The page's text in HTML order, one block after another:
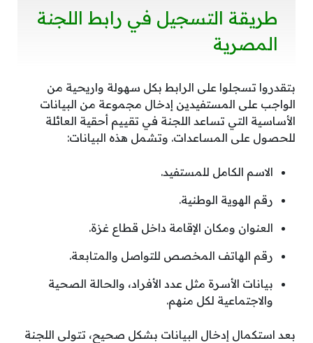
طريقة التسجيل في رابط اللجنة
المصرية
بتقدروا تسجلوا على الرابط بكل سهولة واريحية من
الواجب على المستفيدين إدخال مجموعة من البيانات
الأساسية التي تساعد اللجنة في تقييم أحقية العائلة
للحصول على المساعدات. وتشمل هذه البيانات:
الاسم الكامل للمستفيد.
رقم الهوية الوطنية.
العنوان ومكان الإقامة داخل قطاع غزة.
رقم الهاتف المخصص للتواصل والمتابعة.
بيانات الأسرة مثل عدد الأفراد، والحالة الصحية
والاجتماعية لكل منهم.
بعد استكمال إدخال البيانات بشكل صحيح، تتولى اللجنة